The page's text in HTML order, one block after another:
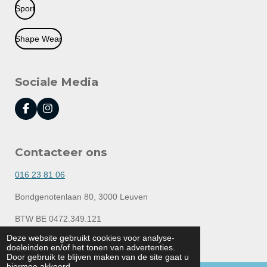
Deze website gebruikt cookies voor analyse-
doeleinden en/of het tonen van advertenties.
Door gebruik te blijven maken van de site gaat u
Sport
Shape Wear
Sociale Media
F
a
b
o
k
I
n
a
r
a
Contacteer ons
016 23 81 06
Bondgenotenlaan 80, 3000 Leuven
BTW BE 0472.349.121
Powered byJouwWeb